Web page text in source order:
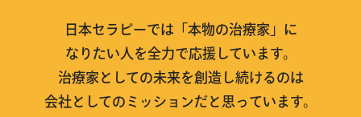
日本セラピーでは「本物の治療家」に
なりたい人を全力で応援しています。
治療家としての未来を創造し続けるのは
会社としてのミッションだと思っています。